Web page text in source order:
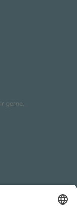
gerne.